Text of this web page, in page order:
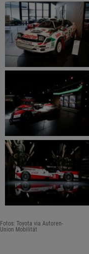
Fotos: Toyota via Autoren-
Union Mobilität